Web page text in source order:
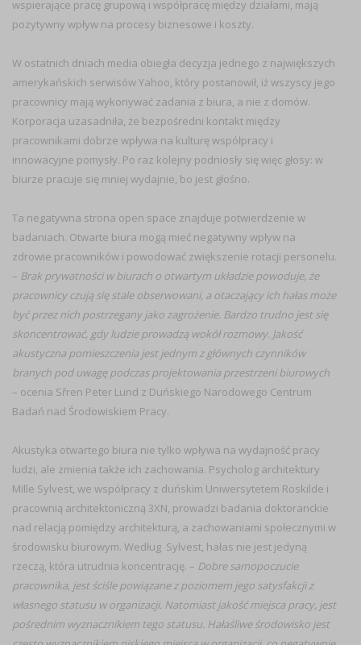
wspierające pracę grupową i współpracę między działami, mają
pozytywny wpływ na procesy biznesowe i koszty.
W ostatnich dniach media obiegła decyzja jednego z największych
amerykańskich serwisów Yahoo, który postanowił, iż wszyscy jego
pracownicy mają wykonywać zadania z biura, a nie z domów.
Korporacja uzasadniła, że bezpośredni kontakt między
pracownikami dobrze wpływa na kulturę współpracy i
innowacyjne pomysły. Po raz kolejny podniosły się więc głosy: w
biurze pracuje się mniej wydajnie, bo jest głośno.
Ta negatywna strona open space znajduje potwierdzenie w
badaniach. Otwarte biura mogą mieć negatywny wpływ na
zdrowie pracowników i powodować zwiększenie rotacji personelu.
– Brak prywatności w biurach o otwartym układzie powoduje, że
pracownicy czują się stale obserwowani, a otaczający ich hałas może
być przez nich postrzegany jako zagrożenie. Bardzo trudno jest się
skoncentrować, gdy ludzie prowadzą wokół rozmowy. Jakość
akustyczna pomieszczenia jest jednym z głównych czynników
branych pod uwagę podczas projektowania przestrzeni biurowych
– ocenia Sřren Peter Lund z Duńskiego Narodowego Centrum
Badań nad Środowiskiem Pracy.
Akustyka otwartego biura nie tylko wpływa na wydajność pracy
ludzi, ale zmienia także ich zachowania. Psycholog architektury
Mille Sylvest, we współpracy z duńskim Uniwersytetem Roskilde i
pracownią architektoniczną 3XN, prowadzi badania doktoranckie
nad relacją pomiędzy architekturą, a zachowaniami społecznymi w
środowisku biurowym. Według Sylvest, hałas nie jest jedyną
rzeczą, która utrudnia koncentrację. – Dobre samopoczucie
pracownika, jest ściśle powiązane z poziomem jego satysfakcji z
własnego statusu w organizacji. Natomiast jakość miejsca pracy, jest
pośrednim wyznacznikiem tego statusu. Hałaśliwe środowisko jest